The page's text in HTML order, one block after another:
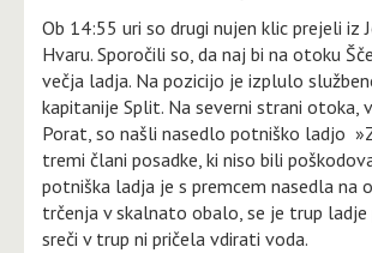
Ob 14:55 uri so drugi nujen klic prejeli iz
Hvaru. Sporočili so, da naj bi na otoku
večja ladja. Na pozicijo je izplulo
kapitanije Split. Na severni strani otoka,
Porat, so našli nasedlo potniško ladjo
tremi člani posadke, ki niso bili
potniška ladja je s premcem nasedla na
trčenja v skalnato obalo, se je trup ladje
sreči v trup ni pričela vdirati voda.